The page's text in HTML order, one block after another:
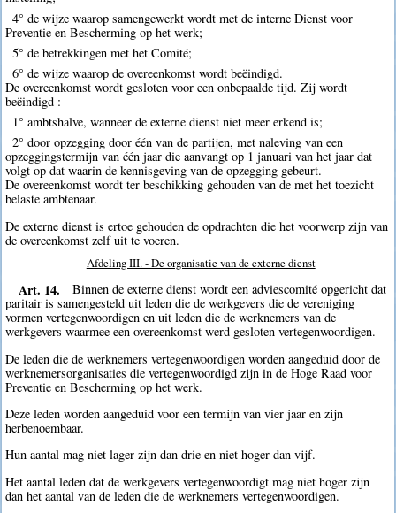
4° de wijze waarop samengewerkt wordt met de interne Dienst voor
Preventie en Bescherming op het werk;
5° de betrekkingen met het Comité;
6° de wijze waarop de overeenkomst wordt beëindigd.
De overeenkomst wordt gesloten voor een onbepaalde tijd. Zij wordt
beëindigd :
1° ambtshalve, wanneer de externe dienst niet meer erkend is;
2° door opzegging door één van de partijen, met naleving van een
opzeggingstermijn van één jaar die aanvangt op 1 januari van het jaar dat
volgt op dat waarin de kennisgeving van de opzegging gebeurt.
De overeenkomst wordt ter beschikking gehouden van de met het toezicht
belaste ambtenaar.
De externe dienst is ertoe gehouden de opdrachten die het voorwerp zijn van
de overeenkomst zelf uit te voeren.
Afdeling III. - De organisatie van de externe dienst
Art. 14.
Binnen de externe dienst wordt een adviescomité opgericht dat
paritair is samengesteld uit leden die de werkgevers die de vereniging
vormen vertegenwoordigen en uit leden die de werknemers van de
werkgevers waarmee een overeenkomst werd gesloten vertegenwoordigen.
De leden die de werknemers vertegenwoordigen worden aangeduid door de
werknemersorganisaties die vertegenwoordigd zijn in de Hoge Raad voor
Preventie en Bescherming op het werk.
Deze leden worden aangeduid voor een termijn van vier jaar en zijn
herbenoembaar.
Hun aantal mag niet lager zijn dan drie en niet hoger dan vijf.
Het aantal leden dat de werkgevers vertegenwoordigt mag niet hoger zijn
dan het aantal van de leden die de werknemers vertegenwoordigen.